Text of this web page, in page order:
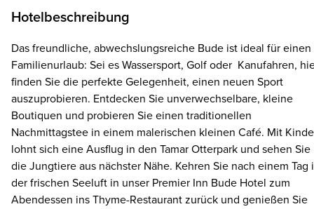
Hotelbeschreibung
Das freundliche, abwechslungsreiche Bude ist ideal für einen
Familienurlaub: Sei es Wassersport, Golf oder Kanufahren,
finden Sie die perfekte Gelegenheit, einen neuen Sport
auszuprobieren. Entdecken Sie unverwechselbare, kleine
Boutiquen und probieren Sie einen traditionellen
Nachmittagstee in einem malerischen kleinen Café. Mit
lohnt sich eine Ausflug in den Tamar Otterpark und sehen Sie
die Jungtiere aus nächster Nähe. Kehren Sie nach einem Tag
der frischen Seeluft in unser Premier Inn Bude Hotel zum
Abendessen ins Thyme-Restaurant zurück und genießen Sie